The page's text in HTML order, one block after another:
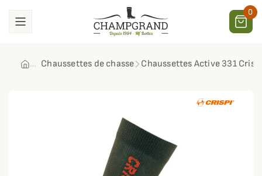
0
Chaussettes de chasse Chaussettes Active 331